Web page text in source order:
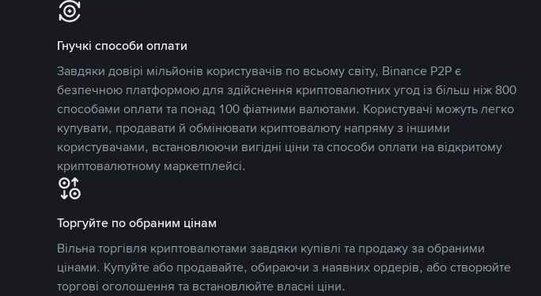
Гнучкі способи оплати
Завдяки довірі мільйонів користувачів по всьому світу, Binance P2P є
безпечною платформою для здійснення криптовалютних угод із більш ніж 800
способами оплати та понад 100 фіатними валютами. Користувачі можуть легко
купувати, продавати й обмінювати криптовалюту напряму з іншими
користувачами, встановлюючи вигідні ціни та способи оплати на відкритому
криптовалютному маркетплейсі.
Торгуйте по обраним цінам
Вільна торгівля криптовалютами завдяки купівлі та продажу за обраними
цінами. Купуйте або продавайте, обираючи з наявних ордерів, або створюйте
торгові оголошення та встановлюйте власні ціни.